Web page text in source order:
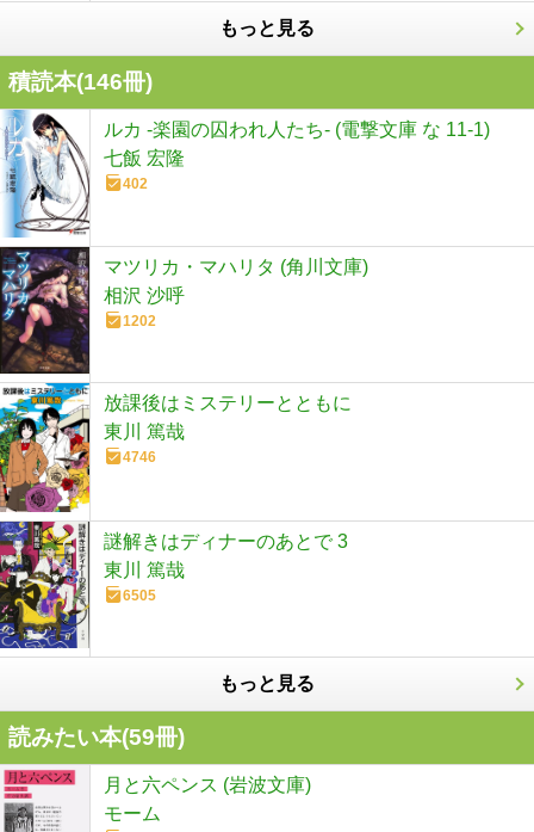
もっと見る
積読本(146冊)
ルカ -楽園の囚われ人たち- (電撃文庫 な 11-1)
七飯 宏隆
402
マツリカ・マハリタ (角川文庫)
相沢 沙呼
1202
放課後はミステリーとともに
東川 篤哉
4746
謎解きはディナーのあとで 3
東川 篤哉
6505
もっと見る
読みたい本(59冊)
月と六ペンス (岩波文庫)
モーム